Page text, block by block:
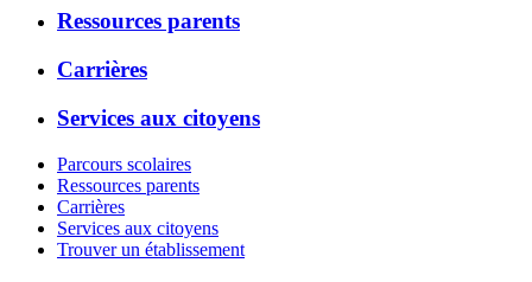
Ressources parents
Carrières
Services aux citoyens
Parcours scolaires
Ressources parents
Carrières
Services aux citoyens
Trouver un établissement